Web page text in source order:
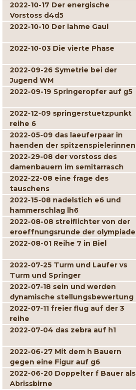
2022-10-17 Der energische
Vorstoss d4d5
2022-10-10 Der lahme Gaul
2022-10-03 Die vierte Phase
2022-09-26 Symetrie bei der
Jugend WM
2022-09-19 Springeropfer auf g5
2022-12-09 springerstuetzpunkt
reihe 6
2022-05-09 das laeuferpaar in
haenden der spitzenspielerinnen
2022-29-08 der vorstoss des
damenbauern im semitarrasch
2022-22-08 eine frage des
tauschens
2022-15-08 nadelstich e6 und
hammerschlag lh6
2022-08-08 streiflichter von der
eroeffnungsrunde der olympiade
2022-08-01 Reihe 7 in Biel
2022-07-25 Turm und Laufer vs
Turm und Springer
2022-07-18 sein und werden
dynamische stellungsbewertung
2022-07-11 freier flug auf der 3
reihe
2022-07-04 das zebra auf h1
2022-06-27 Mit dem h Bauern
gegen eine Figur auf g6
2022-06-20 Doppelter f Bauer als
Abrissbirne